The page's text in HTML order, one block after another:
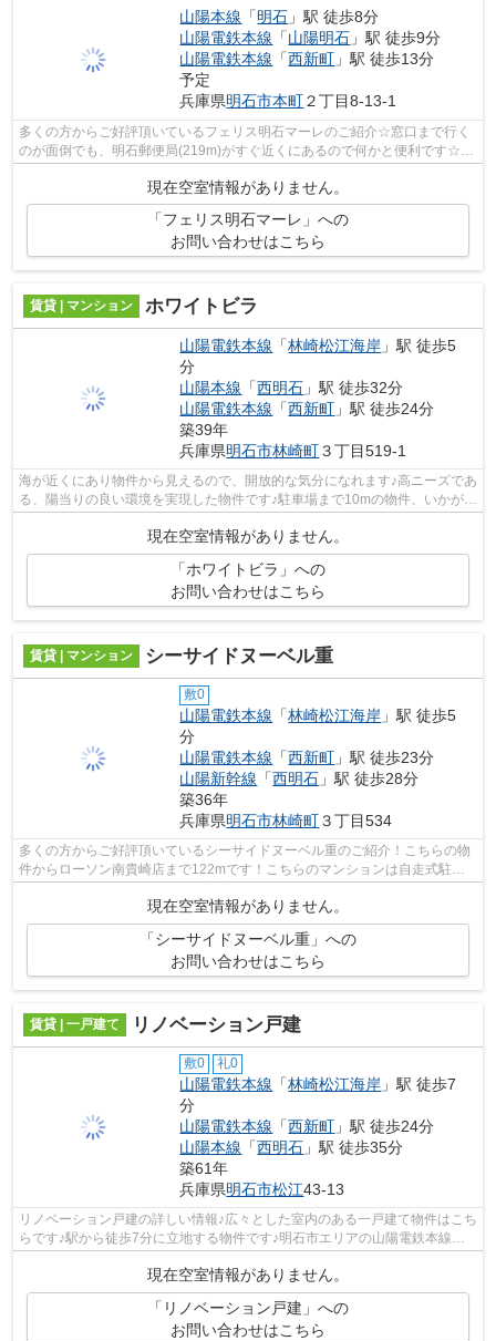
山陽本線 「明石 」駅 徒歩8分
山陽電鉄本線 「山陽明石 」駅 徒歩9分
山陽電鉄本線 「西新町 」駅 徒歩13分
予定
兵庫県明石市本町２丁目8-13-1
多くの方からご好評頂いているフェリス明石マーレのご紹介☆窓口まで行く
のが面倒でも、明石郵便局(219m)がすぐ近くにあるので何かと便利です☆海
の近い物件ですので、波音を聴きながら...
現在空室情報がありません。
「フェリス明石マーレ」への
お問い合わせはこちら
賃貸 | マンション ホワイトビラ
山陽電鉄本線 「林崎松江海岸 」駅 徒歩5
分
山陽本線 「西明石 」駅 徒歩32分
山陽電鉄本線 「西新町 」駅 徒歩24分
築39年
兵庫県明石市林崎町３丁目519-1
海が近くにあり物件から見えるので、開放的な気分になれます♪高ニーズであ
る、陽当りの良い環境を実現した物件です♪駐車場まで10mの物件、いかがで
現在空室情報がありません。
「ホワイトビラ」への
お問い合わせはこちら
賃貸 | マンション シーサイドヌーベル重
敷0
山陽電鉄本線 「林崎松江海岸 」駅 徒歩5
分
山陽電鉄本線 「西新町 」駅 徒歩23分
山陽新幹線 「西明石 」駅 徒歩28分
築36年
兵庫県明石市林崎町３丁目534
多くの方からご好評頂いているシーサイドヌーベル重のご紹介！こちらの物
件からローソン南貴崎店まで122mです！こちらのマンションは自走式駐車
場がご利用いただけます！設備充実、防...
現在空室情報がありません。
「シーサイドヌーベル重」への
お問い合わせはこちら
賃貸 | 一戸建て リノベーション戸建
敷0 礼0
山陽電鉄本線 「林崎松江海岸 」駅 徒歩7
分
山陽電鉄本線 「西新町 」駅 徒歩24分
山陽本線 「西明石 」駅 徒歩35分
築61年
兵庫県明石市松江43-13
リノベーション戸建の詳しい情報♪広々とした室内のある一戸建て物件はこち
らです♪駅から徒歩7分に立地する物件です♪明石市エリアの山陽電鉄本線林
現在空室情報がありません。
「リノベーション戸建」への
お問い合わせはこちら